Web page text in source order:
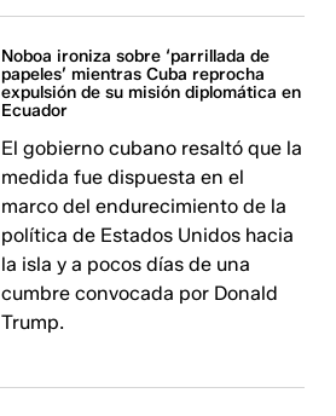
Noboa ironiza sobre ‘parrillada de
papeles’ mientras Cuba reprocha
expulsión de su misión diplomática en
Ecuador
El gobierno cubano resaltó que la
medida fue dispuesta en el
marco del endurecimiento de la
política de Estados Unidos hacia
la isla y a pocos días de una
cumbre convocada por Donald
Trump.